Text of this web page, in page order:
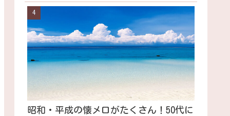
昭和・平成の懐メロがたくさん！50代に